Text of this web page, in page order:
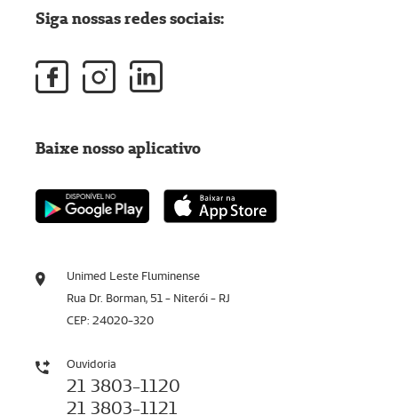
Unimed Leste Fluminense
Rua Dr. Borman, 51 - Niterói - RJ
CEP: 24020-320
Ouvidoria
21 3803-1120
21 3803-1121
Siga nossas redes sociais:
Baixe nosso aplicativo